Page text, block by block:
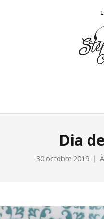
Dia
30 octobre 2019